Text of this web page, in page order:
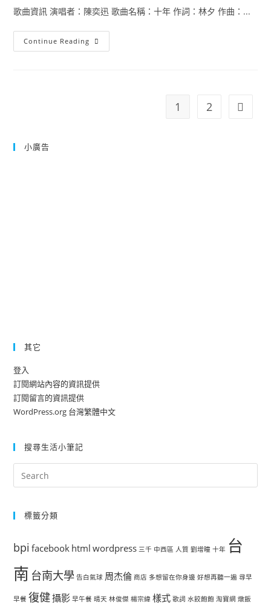
人
歌
詞
意
境
歌曲資訊 演唱者：陳奕迅 歌曲名稱：十年 作詞：林夕 作曲：...
Continue Reading 陳
奕
1 2 Go to
小廣告
其它
登入
訂閱網站內容的資訊提供
訂閱留言的資訊提供
WordPress.org 台灣繁體中文
搜尋生活小筆記
標籤分類
bpi facebook html wordpress 三千 中西區 人質 劉增瞳 十年 台
南 台南大學 告白氣球 周杰倫 商店 多想留在你身邊 好想再聽一遍 尋早
早餐 復健攝影 早午餐 晴天 林俊傑 楊宗緯 樣式 歌詞 水餃飽飽 淘寶網 燉飯